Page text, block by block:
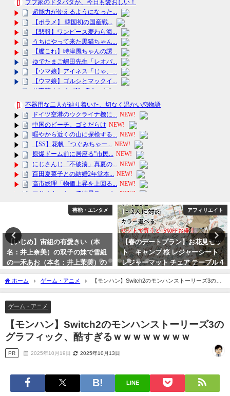
アフィリエイト
【春のデートプラン】お花見セッ
ト キャンプ 桜 レジャーシート
レジャーマット チェア テーブル 4
点セットで便利グッズ 新入生
新歓 コンパニオン
アフィリエイト
【雪の日対策】超簡単！滑り止め
スパイクの使い方 今なら送料無
料！
ホーム ゲーム・アニメ
【モンハン】Switch2のモンハンストーリーズ3のグ
ラフィック、酷すぎるｗｗｗｗｗｗｗｗ
ゲーム・アニメ
【モンハン】Switch2のモンハンストーリーズ3の
グラフィック、酷すぎるｗｗｗｗｗｗｗｗ
PR 2025年10月19日 2025年10月13日
LINE